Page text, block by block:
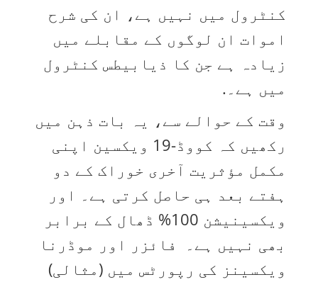
کنٹرول میں نہیں ہے، ان کی شرح
اموات ان لوگوں کے مقابلے میں
زیادہ ہے جن کا ذیابیطس کنٹرول
میں ہے۔.
وقت کے حوالے سے، یہ بات ذہن میں
رکھیں کہ کووڈ-19 ویکسین اپنی
مکمل مؤثریت آخری خوراک کے دو
ہفتے بعد ہی حاصل کرتی ہے۔ اور
ویکسینیشن 100% ڈھال کے برابر
بھی نہیں ہے۔ فائزر اور موڈرنا
ویکسینز کی رپورٹس میں (مثالی)